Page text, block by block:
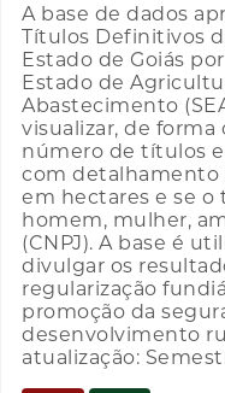
A base de dados
Títulos Definitivos
Estado de Goiás
Estado de
Abastecimento
visualizar, de
número de títulos
com detalhamento
em hectares e se
homem, mulher,
(CNPJ). A base é
divulgar os
regularização
promoção da
desenvolvimento
atualização: